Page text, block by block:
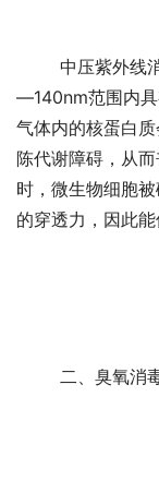
—140nm范围内具
气体内的核蛋白
陈代谢障碍，从
时，微生物细胞
的穿透力，因此能
二、臭氧消